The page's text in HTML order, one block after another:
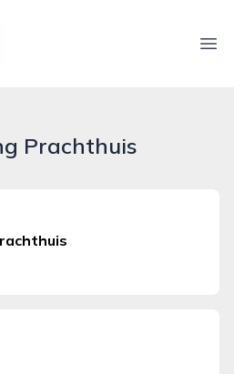
Prachthuis